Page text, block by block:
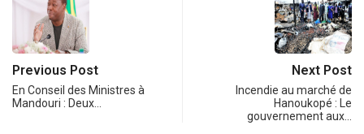
Previous Post
En Conseil des Ministres à
Mandouri : Deux…
Next Post
Incendie au marché de
Hanoukopé : Le
gouvernement aux…